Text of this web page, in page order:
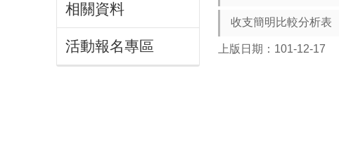
相關資料
活動報名專區
收支簡明比較分析表
上版日期：101-12-17